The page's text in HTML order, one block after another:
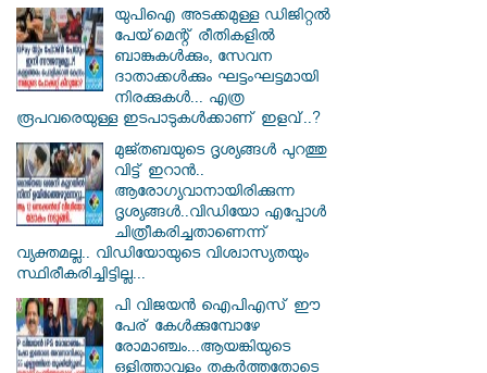
യുപിഐ അടക്കമുള്ള ഡിജിറ്റല്‍
പേയ്‌മെന്റ് രീതികളില്‍
ബാങ്കുകള്‍ക്കും, സേവന
ദാതാക്കള്‍ക്കും ഘട്ടംഘട്ടമായി
നിരക്കുകള്‍... എത്ര
രൂപവരെയുള്ള ഇടപാടുകള്‍ക്കാണ് ഇളവ്..?
മുജ്തബയുടെ ദൃശ്യങ്ങൾ പുറത്തു
വിട്ട് ഇറാൻ..
ആരോഗ്യവാനായിരിക്കുന്ന
ദൃശ്യങ്ങൾ..വിഡിയോ എപ്പോൾ
ചിത്രീകരിച്ചതാണെന്ന്
വ്യക്തമല്ല.. വിഡിയോയുടെ വിശ്വാസ്യതയും
സ്ഥിരീകരിച്ചിട്ടില്ല...
പി വിജയന്‍ ഐപിഎസ് ഈ
പേര് കേൾക്കുമ്പോഴേ
രോമാഞ്ചം...ആയങ്കിയുടെ